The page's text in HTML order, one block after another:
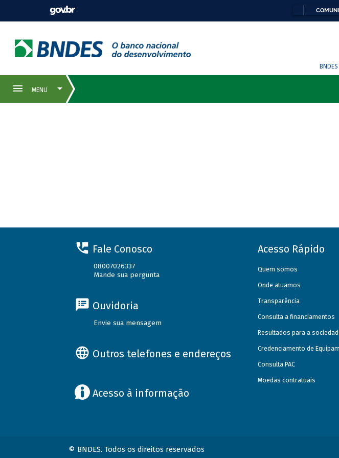
Fale Conosco
08007026337
Mande sua pergunta
Ouvidoria
Envie sua mensagem
Outros telefones e endereços
Acesso à informação
Acesso Rápido
Quem somos
Onde atuamos
Transparência
Consulta a financiamentos
Resultados para a
Credenciamento de
Consulta PAC
Moedas contratuais
© BNDES. Todos os direitos reservados